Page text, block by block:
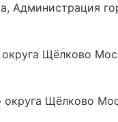
Администрация
Щёлково
Щёлково